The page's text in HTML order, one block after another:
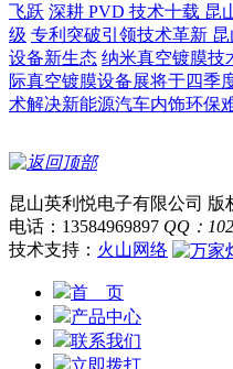
飞跃 深耕 PVD 技术十载 昆
级 专利突破引领技术革新
设备新生态 纳米真空镀膜技
际真空镀膜设备展将于四季
术解决新能源汽车内饰环保
昆山英利悦电子有限公司 版
电话：13584969897 QQ：
技术支持： 火山网络
首 页
产品中心
联系我们
立即拨打